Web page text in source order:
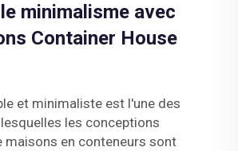
minimalisme avec
Container House
et minimaliste est l'une des
les conceptions
maisons en conteneurs sont